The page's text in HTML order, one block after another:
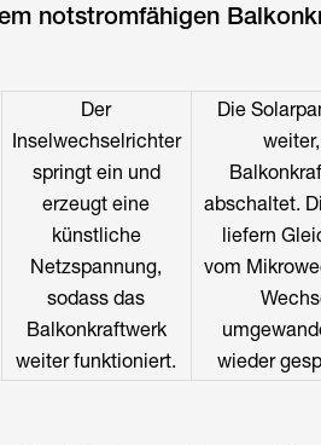
notstromfähigen
Der
Inselwechselrichter
springt ein und
erzeugt eine
künstliche
Netzspannung,
sodass das
Balkonkraftwerk
weiter funktioniert.
Die
abschaltet.
liefern
vom
wieder